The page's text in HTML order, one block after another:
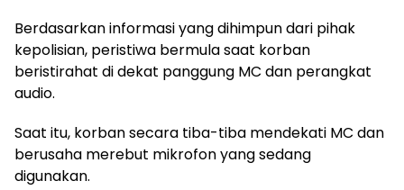
Berdasarkan informasi yang dihimpun dari pihak
kepolisian, peristiwa bermula saat korban
beristirahat di dekat panggung MC dan perangkat
audio.
Saat itu, korban secara tiba-tiba mendekati MC dan
berusaha merebut mikrofon yang sedang
digunakan.